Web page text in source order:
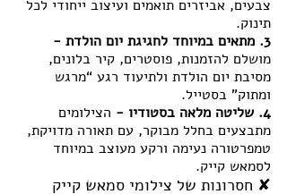
צבעים, אביזרים תואמים ועיצוב ייחודי לכל
תינוק.
3. מתאים במיוחד לחגיגת יום הולדת -
מושלם להזמנות, פוסטרים, קיר בלונים,
מסיבת יום הולדת ולתיעוד רגע “מרגש
ומתוק” בסטייל.
4. שליטה מלאה בסטודיו -
הצילומים
מתבצעים בחלל מבוקר, עם תאורה מדויקת,
טמפרטורה נעימה ורקע מעוצב במיוחד
לסמאש קייק.
✘ חסרונות של צילומי סמאש קייק